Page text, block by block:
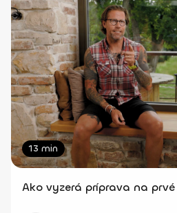
13 min
Ako vyzerá príprava na